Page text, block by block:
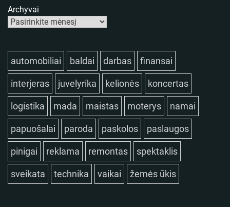
Archyvai
automobiliai baldai darbas finansai
interjeras juvelyrika kelionės koncertas
logistika mada maistas moterys namai
papuošalai paroda paskolos paslaugos
pinigai reklama remontas spektaklis
sveikata technika vaikai žemės ūkis